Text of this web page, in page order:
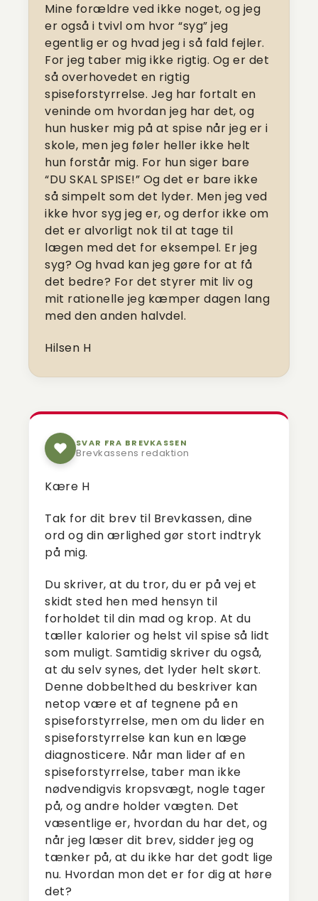
Mine forældre ved ikke noget, og jeg
er også i tvivl om hvor “syg” jeg
egentlig er og hvad jeg i så fald fejler.
For jeg taber mig ikke rigtig. Og er det
så overhovedet en rigtig
spiseforstyrrelse. Jeg har fortalt en
veninde om hvordan jeg har det, og
hun husker mig på at spise når jeg er i
skole, men jeg føler heller ikke helt
hun forstår mig. For hun siger bare
“DU SKAL SPISE!” Og det er bare ikke
så simpelt som det lyder. Men jeg ved
ikke hvor syg jeg er, og derfor ikke om
det er alvorligt nok til at tage til
lægen med det for eksempel. Er jeg
syg? Og hvad kan jeg gøre for at få
det bedre? For det styrer mit liv og
mit rationelle jeg kæmper dagen lang
med den anden halvdel.
Hilsen H
SVAR FRA BREVKASSEN
Brevkassens redaktion
Kære H
Tak for dit brev til Brevkassen, dine
ord og din ærlighed gør stort indtryk
på mig.
Du skriver, at du tror, du er på vej et
skidt sted hen med hensyn til
forholdet til din mad og krop. At du
tæller kalorier og helst vil spise så lidt
som muligt. Samtidig skriver du også,
at du selv synes, det lyder helt skørt.
Denne dobbelthed du beskriver kan
netop være et af tegnene på en
spiseforstyrrelse, men om du lider en
spiseforstyrrelse kan kun en læge
diagnosticere. Når man lider af en
spiseforstyrrelse, taber man ikke
nødvendigvis kropsvægt, nogle tager
på, og andre holder vægten. Det
væsentlige er, hvordan du har det, og
når jeg læser dit brev, sidder jeg og
tænker på, at du ikke har det godt lige
nu. Hvordan mon det er for dig at høre
det?